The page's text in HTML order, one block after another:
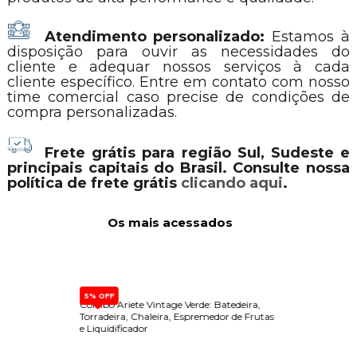
Atendimento personalizado: Estamos à
disposição para ouvir as necessidades do
cliente e adequar nossos serviços à cada
cliente específico. Entre em contato com nosso
time comercial caso precise de condições de
compra personalizadas.
Frete grátis para região Sul, Sudeste e
principais capitais do Brasil. Consulte nossa
política de frete grátis clicando aqui.
Os mais acessados
5% OFF
Combo Ariete Vintage Verde: Batedeira,
Torradeira, Chaleira, Espremedor de Frutas
e Liquidificador